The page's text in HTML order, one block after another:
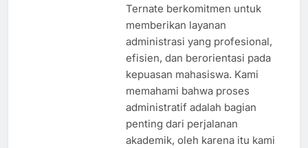
Ternate berkomitmen untuk
memberikan layanan
administrasi yang profesional,
efisien, dan berorientasi pada
kepuasan mahasiswa. Kami
memahami bahwa proses
administratif adalah bagian
penting dari perjalanan
akademik, oleh karena itu kami